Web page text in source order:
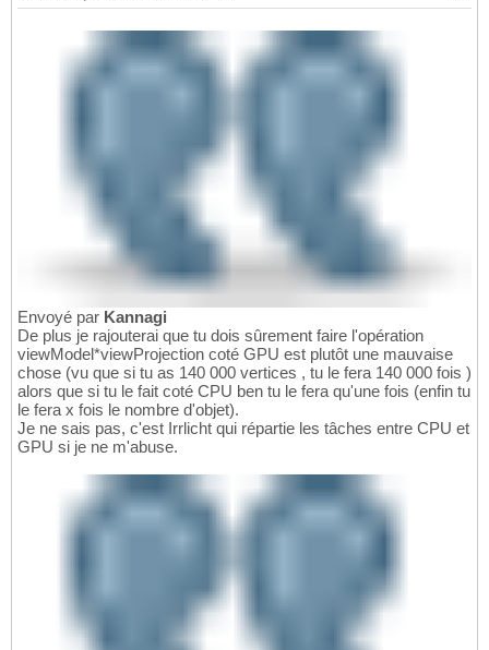
Envoyé par Kannagi
De plus je rajouterai que tu dois sûrement faire l'opération
viewModel*viewProjection coté GPU est plutôt une mauvaise
chose (vu que si tu as 140 000 vertices , tu le fera 140 000 fois )
alors que si tu le fait coté CPU ben tu le fera qu'une fois (enfin tu
le fera x fois le nombre d'objet).
Je ne sais pas, c'est Irrlicht qui répartie les tâches entre CPU et
GPU si je ne m'abuse.